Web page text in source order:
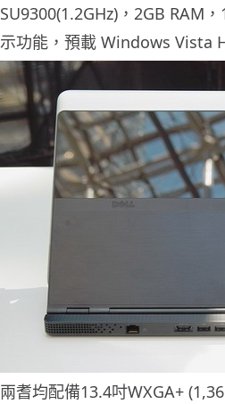
SU9300(1.2GHz)，2GB RAM
示功能，預載 Windows Vista
兩耆均配備13.4吋WXGA+